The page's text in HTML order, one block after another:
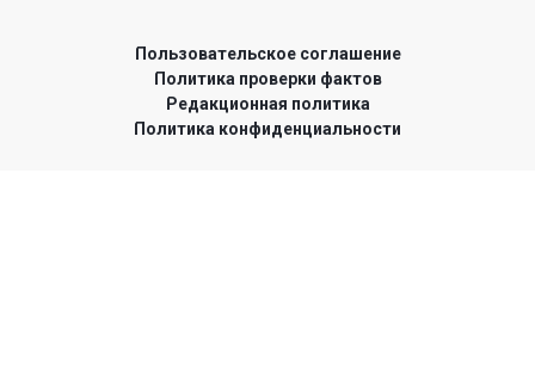
Пользовательское соглашение
Политика проверки фактов
Редакционная политика
Политика конфиденциальности